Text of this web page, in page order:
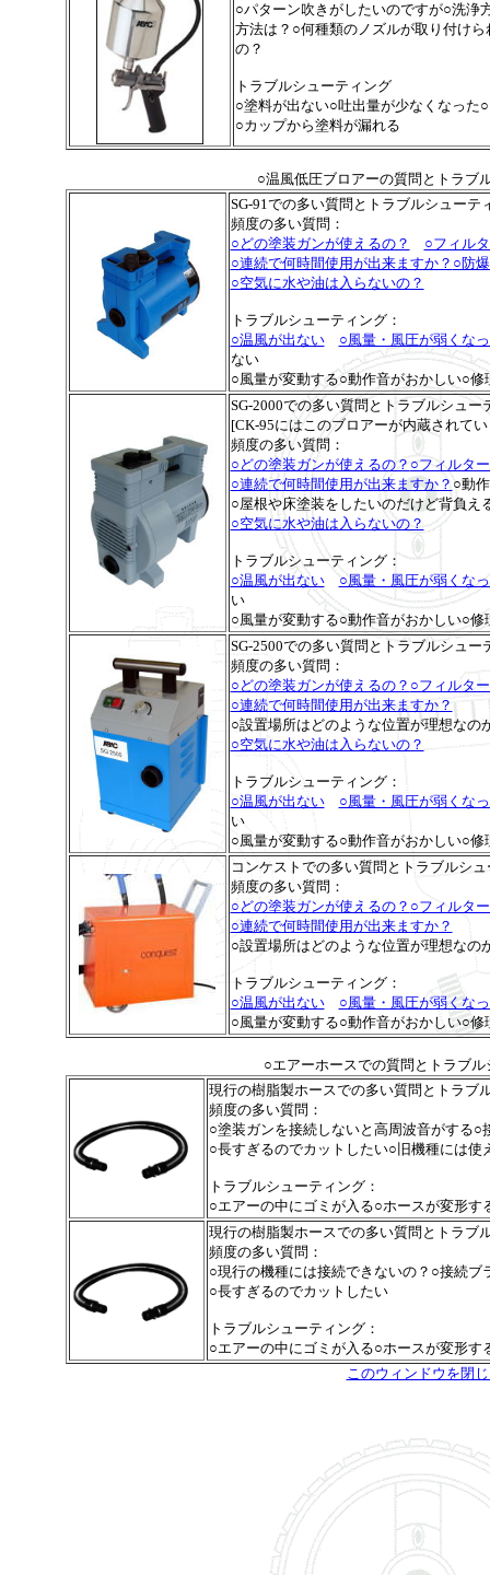
○パターン吹きがしたいのですが○洗浄
方法は？○何種類のノズルが取り付け
の？
トラブルシューティング
○塗料が出ない○吐出量が少なくなった
○カップから塗料が漏れる
○温風低圧ブロアーの質問とトラブ
SG-91での多い質問とトラブルシューテ
頻度の多い質問：
○どの塗装ガンが使えるの？
○フィル
○連続で何時間使用が出来ますか？ ○防
○空気に水や油は入らないの？
トラブルシューティング：
○温風が出ない
○風量・風圧が弱くな
ない
○風量が変動する○動作音がおかしい○
SG-2000での多い質問とトラブルシュー
[CK-95にはこのブロアーが内蔵されて
頻度の多い質問：
○どの塗装ガンが使えるの？ ○フィルタ
○連続で何時間使用が出来ますか？○動
○屋根や床塗装をしたいのだけど背負え
○空気に水や油は入らないの？
トラブルシューティング：
○温風が出ない
○風量・風圧が弱くな
い
○風量が変動する○動作音がおかしい○
SG-2500での多い質問とトラブルシュー
頻度の多い質問：
○どの塗装ガンが使えるの？ ○フィルタ
○連続で何時間使用が出来ますか？
○設置場所はどのような位置が理想な
○空気に水や油は入らないの？
トラブルシューティング：
○温風が出ない
○風量・風圧が弱くな
い
○風量が変動する○動作音がおかしい○
コンケストでの多い質問とトラブルシ
頻度の多い質問：
○どの塗装ガンが使えるの？ ○フィルタ
○連続で何時間使用が出来ますか？
○設置場所はどのような位置が理想なの
トラブルシューティング：
○温風が出ない
○風量・風圧が弱くな
○風量が変動する○動作音がおかしい○
○エアーホースでの質問とトラブ
現行の樹脂製ホースでの多い質問とトラブ
頻度の多い質問：
○塗装ガンを接続しないと高周波音がする○
○長すぎるのでカットしたい○旧機種には使
トラブルシューティング：
○エアーの中にゴミが入る○ホースが変形す
現行の樹脂製ホースでの多い質問とトラブ
頻度の多い質問：
○現行の機種には接続できないの？○接続ブ
○長すぎるのでカットしたい
トラブルシューティング：
○エアーの中にゴミが入る○ホースが変形す
このウィンドウを閉